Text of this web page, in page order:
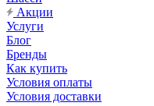
Акции
Услуги
Блог
Бренды
Как купить
Условия оплаты
Условия доставки